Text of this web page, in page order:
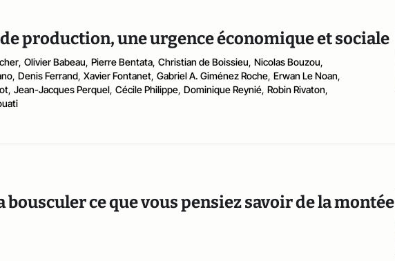
production, une urgence économique et sociale
, Olivier Babeau, Pierre Bentata, Christian de Boissieu, Nicolas Bouzou,
, Denis Ferrand, Xavier Fontanet, Gabriel A. Giménez Roche, Erwan Le Noan,
, Jean-Jacques Perquel, Cécile Philippe, Dominique Reynié, Robin Rivaton,
bousculer ce que vous pensiez savoir de la montée